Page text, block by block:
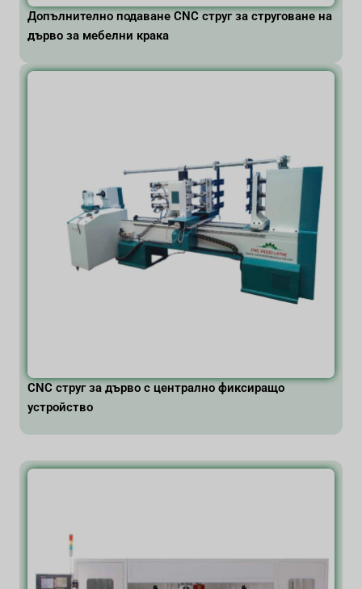
Допълнително подаване CNC струг за струговане на
дърво за мебелни крака
CNC струг за дърво с централно фиксиращо
устройство